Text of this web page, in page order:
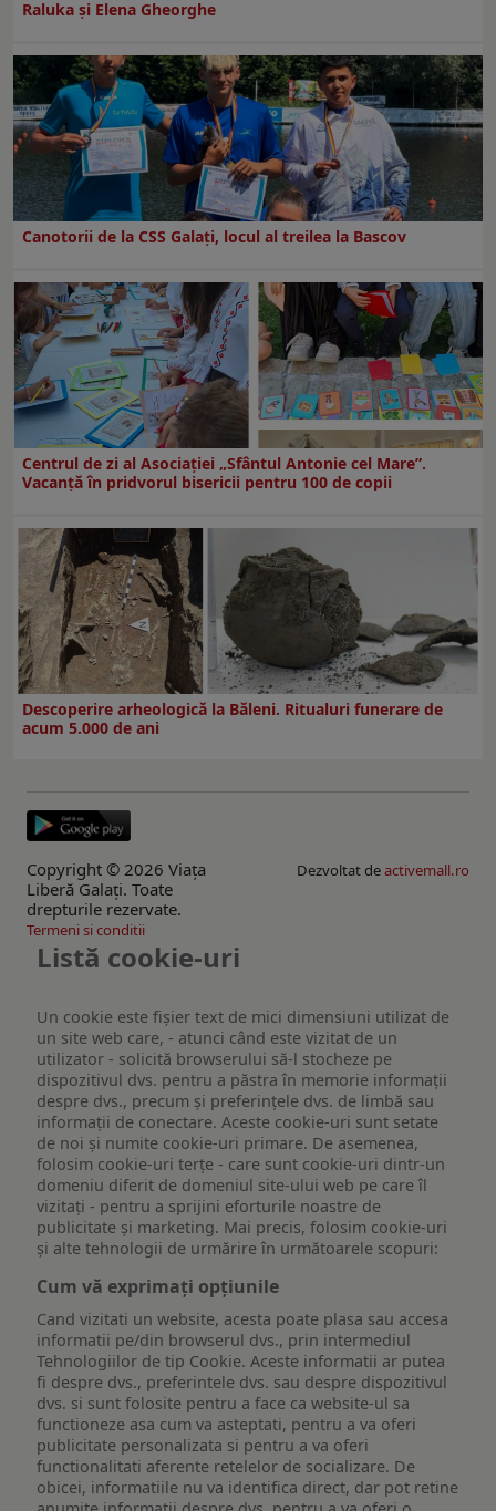
Raluka și Elena Gheorghe
Canotorii de la CSS Galați, locul al treilea la Bascov
Centrul de zi al Asociației „Sfântul Antonie cel Mare”.
Vacanță în pridvorul bisericii pentru 100 de copii
Descoperire arheologică la Băleni. Ritualuri funerare de
acum 5.000 de ani
Copyright © 2026 Viaţa
Liberă Galaţi. Toate
drepturile rezervate.
Dezvoltat deactivemall.ro
Termeni si conditii
Listă cookie-uri
Un cookie este fişier text de mici dimensiuni utilizat de
un site web care, - atunci când este vizitat de un
utilizator - solicită browserului să-l stocheze pe
dispozitivul dvs. pentru a păstra în memorie informații
despre dvs., precum și preferințele dvs. de limbă sau
informații de conectare. Aceste cookie-uri sunt setate
de noi și numite cookie-uri primare. De asemenea,
folosim cookie-uri terțe - care sunt cookie-uri dintr-un
domeniu diferit de domeniul site-ului web pe care îl
vizitați - pentru a sprijini eforturile noastre de
publicitate și marketing. Mai precis, folosim cookie-uri
și alte tehnologii de urmărire în următoarele scopuri:
Cum vă exprimați opțiunile
Cand vizitati un website, acesta poate plasa sau accesa
informatii pe/din browserul dvs., prin intermediul
Tehnologiilor de tip Cookie. Aceste informatii ar putea
fi despre dvs., preferintele dvs. sau despre dispozitivul
dvs. si sunt folosite pentru a face ca website-ul sa
functioneze asa cum va asteptati, pentru a va oferi
publicitate personalizata si pentru a va oferi
functionalitati aferente retelelor de socializare. De
obicei, informatiile nu va identifica direct, dar pot retine